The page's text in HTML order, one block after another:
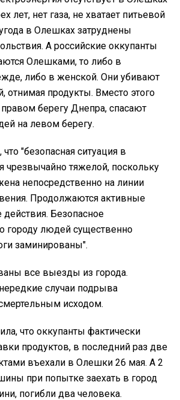
лет, нет газа, не хватает питьевой
в Олешках затруднены
А российские оккупанты
Олешками, то либо в
либо в женской. Они убивают
отнимая продукты. Вместо этого
берегу Днепра, спасают
на левом берегу.
"безопасная ситуация в
чрезвычайно тяжелой, поскольку
непосредственно на линии
Продолжаются активные
Безопасное
городу людей существенно
заминированы".
все выезды из города.
случаи подрыва
исходом.
что оккупанты фактически
продуктов, в последний раз две
въехали в Олешки 26 мая. А 2
при попытке заехать в город
погибли два человека.